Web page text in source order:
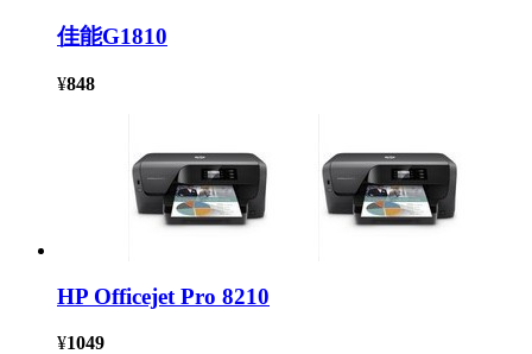
佳能G1810
¥848
HP Officejet Pro 8210
¥1049